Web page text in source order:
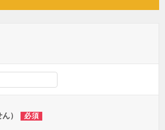
） 必須